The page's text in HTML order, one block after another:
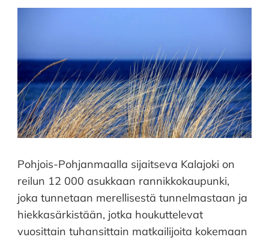
Pohjois-Pohjanmaalla sijaitseva Kalajoki on
reilun 12 000 asukkaan rannikkokaupunki,
joka tunnetaan merellisestä tunnelmastaan ja
hiekkasärkistään, jotka houkuttelevat
vuosittain tuhansittain matkailijoita kokemaan